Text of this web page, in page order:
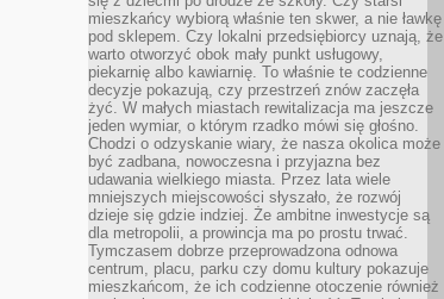
mieszkańcy wybiorą właśnie ten skwer, a nie ławkę
pod sklepem. Czy lokalni przedsiębiorcy uznają, że
warto otworzyć obok mały punkt usługowy,
piekarnię albo kawiarnię. To właśnie te codzienne
decyzje pokazują, czy przestrzeń znów zaczęła
żyć. W małych miastach rewitalizacja ma jeszcze
jeden wymiar, o którym rzadko mówi się głośno.
Chodzi o odzyskanie wiary, że nasza okolica może
być zadbana, nowoczesna i przyjazna bez
udawania wielkiego miasta. Przez lata wiele
mniejszych miejscowości słyszało, że rozwój
dzieje się gdzie indziej. Że ambitne inwestycje są
dla metropolii, a prowincja ma po prostu trwać.
Tymczasem dobrze przeprowadzona odnowa
centrum, placu, parku czy domu kultury pokazuje
mieszkańcom, że ich codzienne otoczenie również